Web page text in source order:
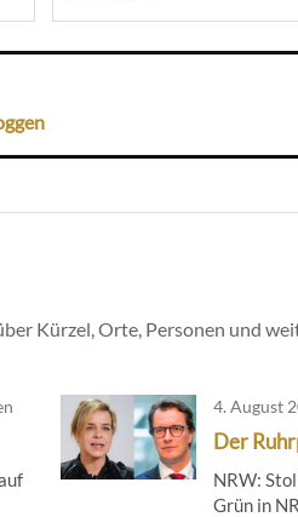
Kürzel, Orte, Personen und
4. August
Der
NRW:
Grün in